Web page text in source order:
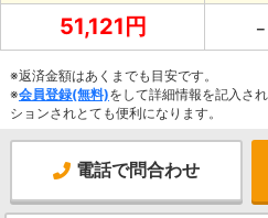
51,121円 －
※返済金額はあくまでも目安です。
※会員登録(無料)をして詳細情報を記入さ
ションされとても便利になります。
電話で問合わせ